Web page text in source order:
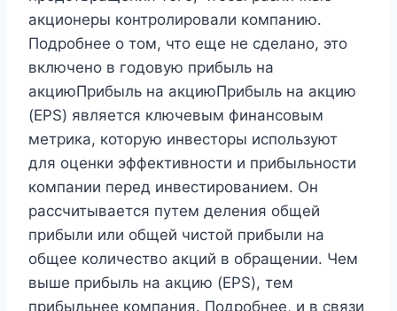
акционеры контролировали компанию.
Подробнее о том, что еще не сделано, это
включено в годовую прибыль на
акциюПрибыль на акциюПрибыль на акцию
(EPS) является ключевым финансовым
метрика, которую инвесторы используют
для оценки эффективности и прибыльности
компании перед инвестированием. Он
рассчитывается путем деления общей
прибыли или общей чистой прибыли на
общее количество акций в обращении. Чем
выше прибыль на акцию (EPS), тем
прибыльнее компания. Подробнее, и в связи